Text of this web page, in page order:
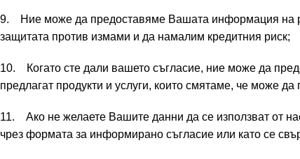
9. Ние може да предоставяме Вашата информация на
защитата против измами и да намалим кредитния риск;
10. Когато сте дали вашето съгласие, ние може да
предлагат продукти и услуги, които смятаме, че може
11. Ако не желаете Вашите данни да се използват от
чрез формата за информирано съгласие или като се